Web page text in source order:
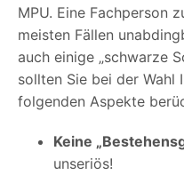
MPU. Eine Fachperson
meisten Fällen
auch einige „schwarze
sollten Sie bei der Wahl
folgenden Aspekte
Keine
unseriös!